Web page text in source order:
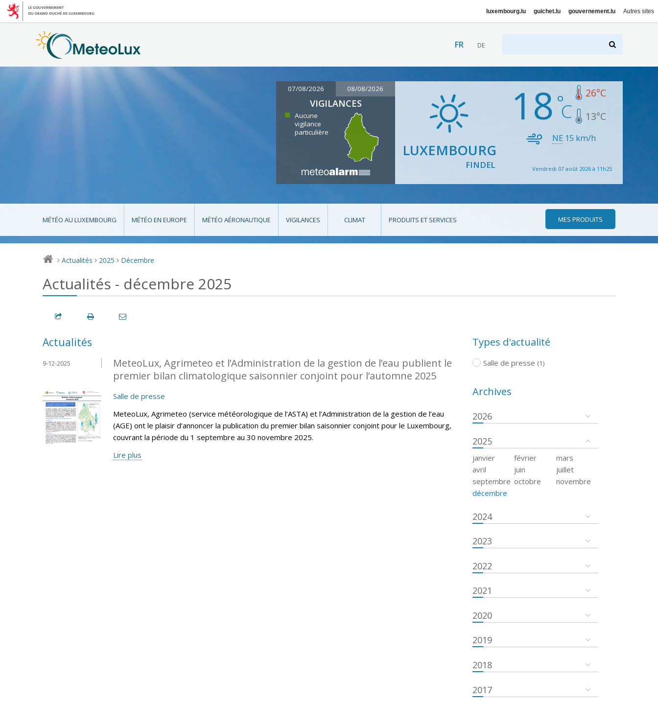
luxembourg.lu guichet.lu gouvernement.lu Autres sites
FR DE
07/08/2026 08/08/2026
VIGILANCES
Aucune
vigilance
particulière
LUXEMBOURG
FINDEL
18 26°C
13°C
NE 15 km/h
Vendredi 07 août 2026 à 11h25
MÉTÉO AU LUXEMBOURG MÉTÉO EN EUROPE MÉTÉO AÉRONAUTIQUE VIGILANCES CLIMAT PRODUITS ET SERVICES MES PRODUITS
> Actualités > 2025 > Décembre
Actualités - décembre 2025
Actualités
MeteoLux, Agrimeteo et l’Administration de la gestion de l’eau publient le
premier bilan climatologique saisonnier conjoint pour l’automne 2025
9-12-2025
Salle de presse
MeteoLux, Agrimeteo (service météorologique de l’ASTA) et l’Administration de la gestion de l’eau
(AGE) ont le plaisir d’annoncer la publication du premier bilan saisonnier conjoint pour le Luxembourg,
couvrant la période du 1 septembre au 30 novembre 2025.
Lire plus
Types d'actualité
Salle de presse (1)
Archives
2026
2025
janvier février
mars
avril
juin
juillet
septembre octobre
novembre
décembre
2024
2023
2022
2021
2020
2019
2018
2017